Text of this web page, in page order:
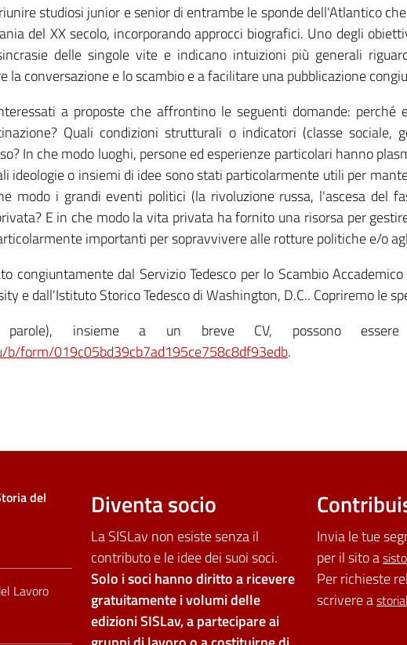
studiosi junior e senior di entrambe le sponde dell'Atlantico
del XX secolo, incorporando approcci biografici. Uno degli
delle singole vite e indicano intuizioni più generali
la conversazione e lo scambio e a facilitare una pubblicazione
a proposte che affrontino le seguenti domande:
Quali condizioni strutturali o indicatori (classe sociale,
In che modo luoghi, persone ed esperienze particolari hanno
ideologie o insiemi di idee sono stati particolarmente utili per
modo i grandi eventi politici (la rivoluzione russa, l'ascesa del
E in che modo la vita privata ha fornito una risorsa per
importanti per sopravvivere alle rotture politiche e/o
congiuntamente dal Servizio Tedesco per lo Scambio
e dall'Istituto Storico Tedesco di Washington, D.C.. Copriremo le
insieme a un breve CV, possono
b/form/019c05bd39cb7ad195ce758c8df93edb.
del
Lavoro
Diventa socio
La SISLav non esiste senza il
contributo e le idee dei suoi soci.
Solo i soci hanno diritto a ricevere
gratuitamente i volumi delle
edizioni SISLav, a partecipare ai
Invia le tue
per il sito a
Per richieste
scrivere a